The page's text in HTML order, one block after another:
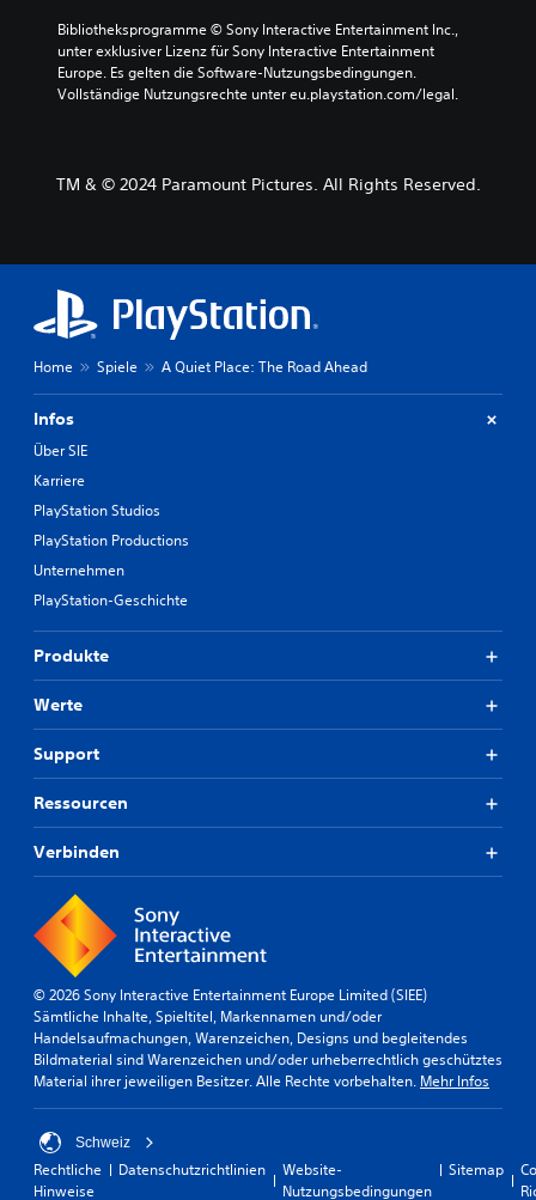
Bibliotheksprogramme © Sony Interactive Entertainment Inc.,
unter exklusiver Lizenz für Sony Interactive Entertainment
Europe. Es gelten die Software-Nutzungsbedingungen.
Vollständige Nutzungsrechte unter eu.playstation.com/legal.
TM & © 2024 Paramount Pictures. All Rights Reserved.
Home Spiele A Quiet Place: The Road Ahead
Infos
Über SIE
Karriere
PlayStation Studios
PlayStation Productions
Unternehmen
PlayStation-Geschichte
Produkte
Werte
Support
Ressourcen
Verbinden
© 2026 Sony Interactive Entertainment Europe Limited (SIEE)
Sämtliche Inhalte, Spieltitel, Markennamen und/oder
Handelsaufmachungen, Warenzeichen, Designs und begleitendes
Bildmaterial sind Warenzeichen und/oder urheberrechtlich geschütztes
Material ihrer jeweiligen Besitzer. Alle Rechte vorbehalten. Mehr Infos
Schweiz
Rechtliche
Hinweise
Datenschutzrichtlinien
Website-
Nutzungsbedingungen
Sitemap